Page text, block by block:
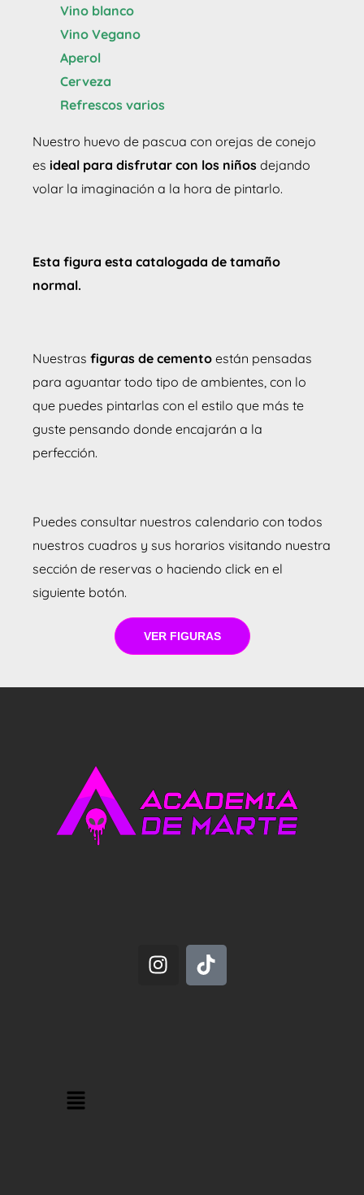
Vino blanco
Vino Vegano
Aperol
Cerveza
Refrescos varios
Nuestro huevo de pascua con orejas de conejo
es ideal para disfrutar con los niños dejando
volar la imaginación a la hora de pintarlo.
Esta figura esta catalogada de tamaño
normal.
Nuestras figuras de cemento están pensadas
para aguantar todo tipo de ambientes, con lo
que puedes pintarlas con el estilo que más te
guste pensando donde encajarán a la
perfección.
Puedes consultar nuestros calendario con todos
nuestros cuadros y sus horarios visitando nuestra
sección de reservas o haciendo click en el
siguiente botón.
VER FIGURAS